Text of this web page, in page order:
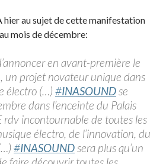
hier au sujet de cette manifestation
mois de décembre:
en avant-première le
, un projet novateur unique dans
électro (…) #INASOUND se
dans l’enceinte du Palais
rdv incontournable de toutes les
électro, de l’innovation, du
#INASOUND sera plus qu’un